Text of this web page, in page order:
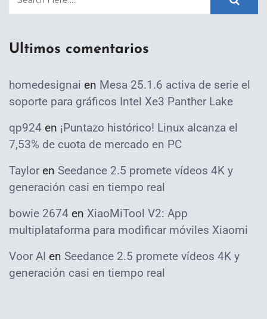
Ultimos comentarios
homedesignai en Mesa 25.1.6 activa de serie el
soporte para gráficos Intel Xe3 Panther Lake
qp924 en ¡Puntazo histórico! Linux alcanza el
7,53% de cuota de mercado en PC
Taylor en Seedance 2.5 promete vídeos 4K y
generación casi en tiempo real
bowie 2674 en XiaoMiTool V2: App
multiplataforma para modificar móviles Xiaomi
Voor AI en Seedance 2.5 promete vídeos 4K y
generación casi en tiempo real